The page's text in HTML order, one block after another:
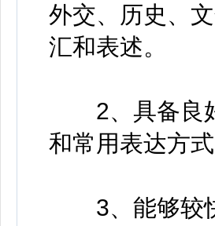
外交、历史、
汇和表述。
2、具备良好
和常用表达方式
3、能够较快